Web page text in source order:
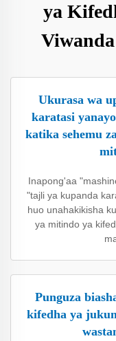
ya
Ukurasa wa
karatasi
katika sehemu
Inapong'aa
"tajli ya kupanda
huo unahakikisha
ya mitindo ya
Punguza
kifedha ya